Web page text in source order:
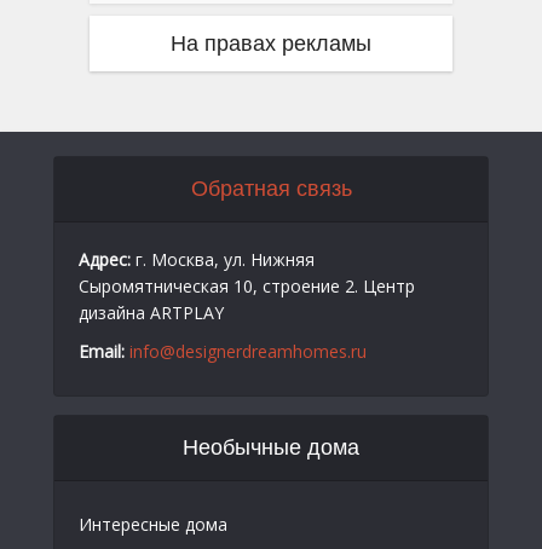
На правах рекламы
Обратная связь
Адрес: г. Москва, ул. Нижняя
Сыромятническая 10, строение 2. Центр
дизайна ARTPLAY
Email: info@designerdreamhomes.ru
Необычные дома
Интересные дома